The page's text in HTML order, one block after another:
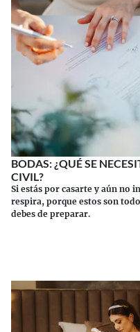
BODAS: ¿QUÉ SE
CIVIL?
Si estás por casarte y aún no
respira, porque estos son
debes de preparar.